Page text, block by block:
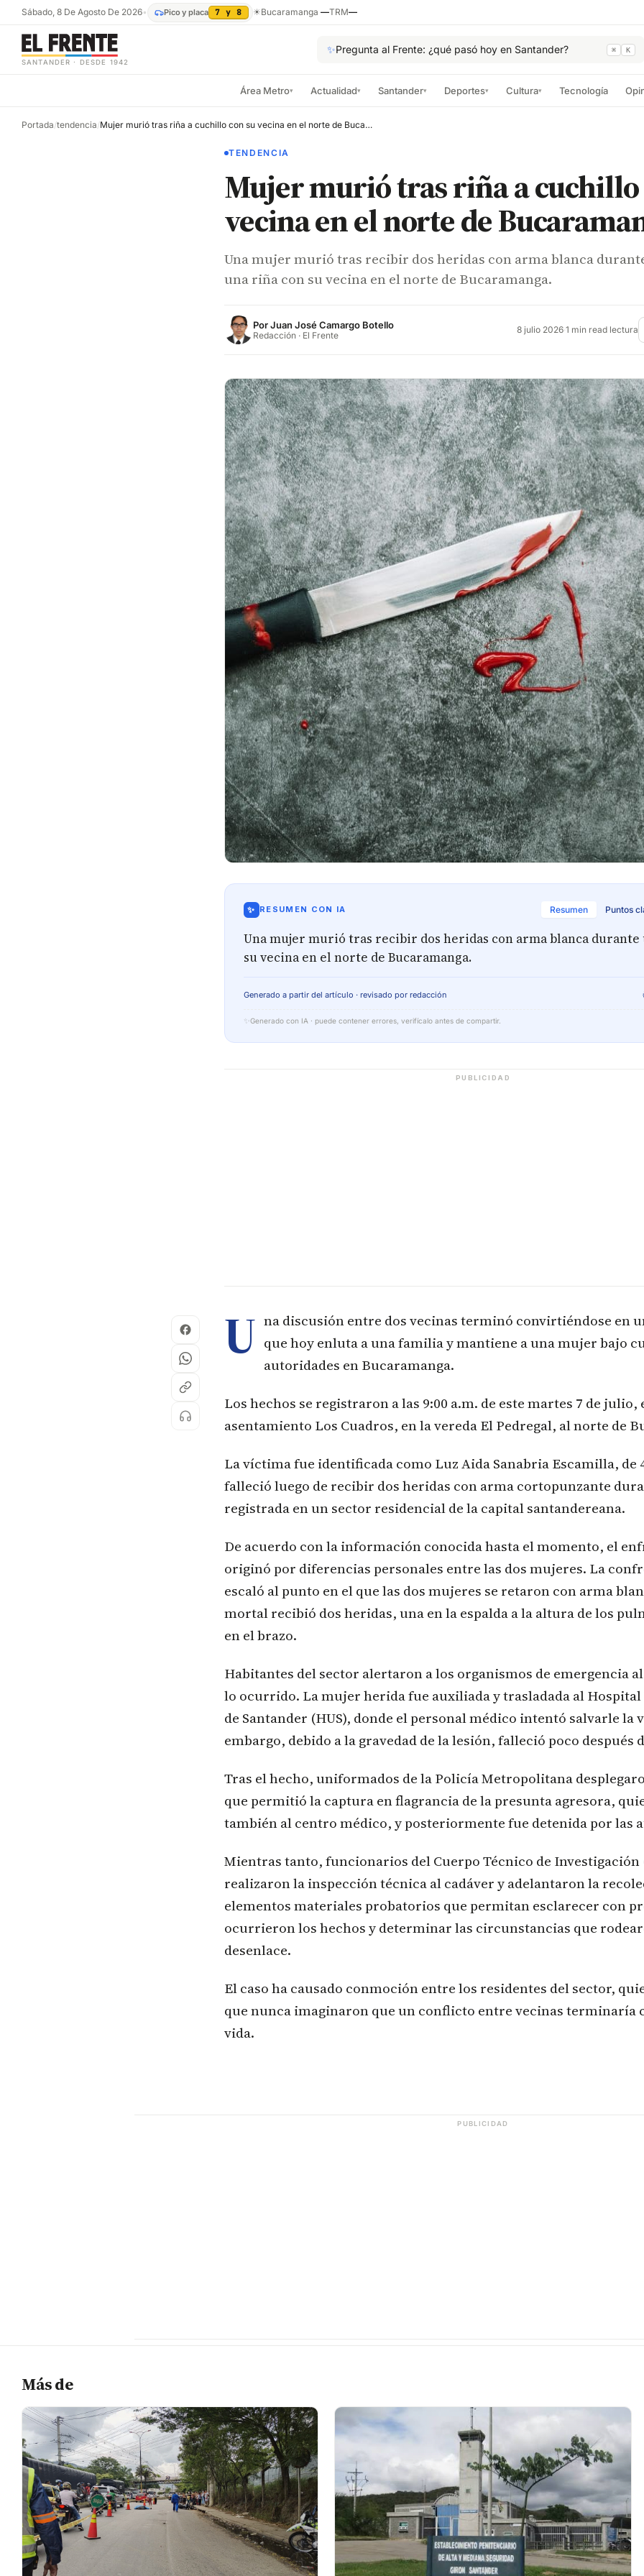
Sábado, 8 De Agosto De 2026• Pico y placa 7 y 8 ☀Bucaramanga —TRM—
SANTANDER · DESDE 1942
✨Pregunta al Frente: ¿qué pasó hoy en Santander? ⌘ K
Área Metro▾ Actualidad▾ Santander▾ Deportes▾ Cultura▾ Tecnología
Portada/tendencia/ Mujer murió tras riña a cuchillo con su vecina en el norte de Bucaramanga
TENDENCIA
Mujer murió tras riña a cuchillo
vecina en el norte de
Una mujer murió tras recibir dos heridas con arma blanca
una riña con su vecina en el norte de Bucaramanga.
PorJuan José Camargo Botello
Redacción · El Frente 8 julio 2026·1 min read lectura
✨ RESUMEN CON IA Resumen Puntos
Una mujer murió tras recibir dos heridas con arma blanca durante
su vecina en el norte de Bucaramanga.
Generado a partir del artículo · revisado por redacción
✨ Generado con IA · puede contener errores, verifícalo antes de compartir.
PUBLICIDAD
U na discusión entre dos vecinas terminó convirtiéndose en
que hoy enluta a una familia y mantiene a una mujer bajo
autoridades en Bucaramanga.
Los hechos se registraron a las 9:00 a.m. de este martes 7 de julio,
asentamiento Los Cuadros, en la vereda El Pedregal, al norte de
La víctima fue identificada como Luz Aida Sanabria Escamilla, de
falleció luego de recibir dos heridas con arma cortopunzante
registrada en un sector residencial de la capital santandereana.
De acuerdo con la información conocida hasta el momento, el
originó por diferencias personales entre las dos mujeres. La
escaló al punto en el que las dos mujeres se retaron con arma
mortal recibió dos heridas, una en la espalda a la altura de los
en el brazo.
Habitantes del sector alertaron a los organismos de emergencia
lo ocurrido. La mujer herida fue auxiliada y trasladada al
de Santander (HUS), donde el personal médico intentó salvarle la
embargo, debido a la gravedad de la lesión, falleció poco después
Tras el hecho, uniformados de la Policía Metropolitana
que permitió la captura en flagrancia de la presunta agresora,
también al centro médico, y posteriormente fue detenida por las
Mientras tanto, funcionarios del Cuerpo Técnico de Investigación
realizaron la inspección técnica al cadáver y adelantaron la
elementos materiales probatorios que permitan esclarecer con
ocurrieron los hechos y determinar las circunstancias que
desenlace.
El caso ha causado conmoción entre los residentes del sector,
que nunca imaginaron que un conflicto entre vecinas terminaría
vida.
PUBLICIDAD
Más de